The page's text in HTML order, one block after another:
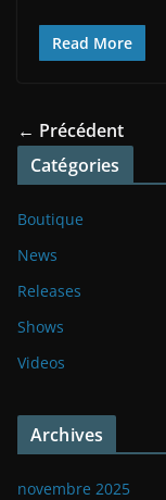
Read More
← Précédent
Catégories
Boutique
News
Releases
Shows
Videos
Archives
novembre 2025